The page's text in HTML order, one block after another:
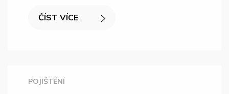
ČÍST VÍCE
POJIŠTĚNÍ